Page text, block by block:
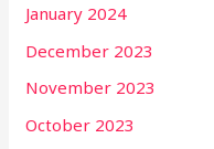
January 2024
December 2023
November 2023
October 2023